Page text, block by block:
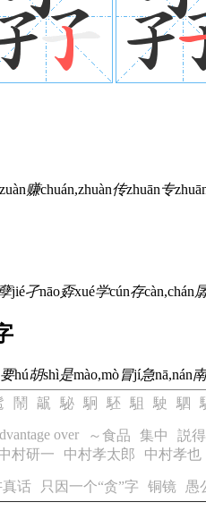
赚chuán,zhuàn传zhuān专
jié孑nāo孬xué学cún存càn,chán
要hú胡shì是mào,mò冒jí急nā,nán南
鬧 髛 駜 駉 駓 駔 駛 駟
over ～食品 集中
説得
村研一 中村孝太郎 中村孝也
真话 只因一个“贪”字 铜镜 愚